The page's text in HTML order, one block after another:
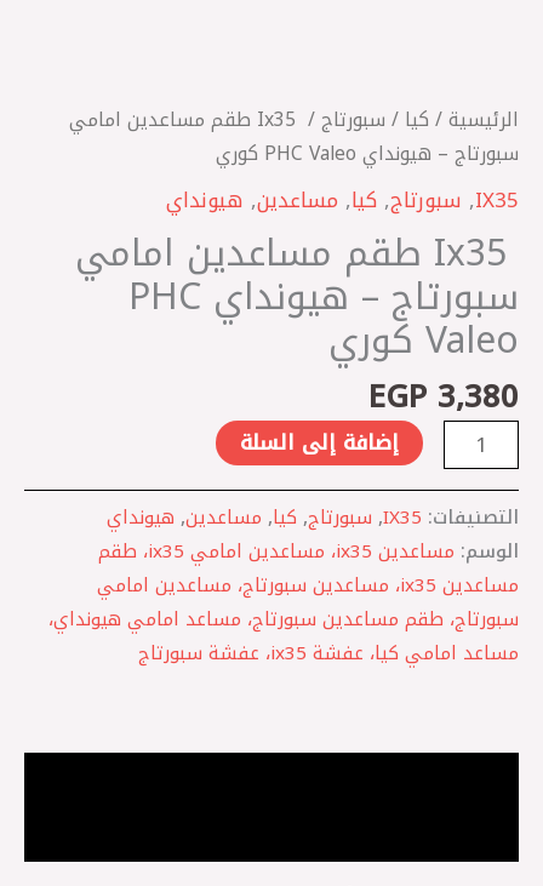
الرئيسية/ كيا / سبورتاج
/ Ix35 ‎ طقم مساعدين امامي
سبورتاج – هيونداي PHC Valeo كوري
IX35
, سبورتاج, كيا, مساعدين, هيونداي
Ix35 ‎ طقم مساعدين امامي
سبورتاج – هيونداي PHC
Valeo كوري
EGP 3,380
كوري
إضافة إلى السلة
التصنيفات: IX35
, سبورتاج, كيا, مساعدين, هيونداي
الوسم:
مساعدين ix35، مساعدين امامي ix35، طقم
مساعدين ix35، مساعدين سبورتاج، مساعدين امامي
سبورتاج، طقم مساعدين سبورتاج، مساعد امامي هيونداي،
مساعد امامي كيا، عفشة ix35، عفشة سبورتاج